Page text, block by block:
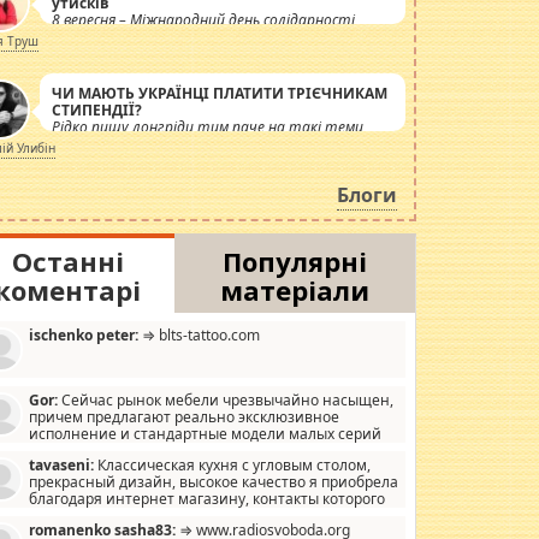
8 вересня – Міжнародний день солідарності
журналістів.
Труш
ЧИ МАЮТЬ УКРАЇНЦІ ПЛАТИТИ ТРІЄЧНИКАМ
СТИПЕНДІЇ?
Рідко пишу лонгріди тим паче на такі теми,
але вже просто дістало! Обурюють сьогоднішні
інсенуації навколо стипендіального питання.
Штучно роздувається ще одна соціальна
катастрофа.
Улибін
Блоги
Останні
Популярні
матеріали
ischenko peter: ⇒ blts-tattoo.com
Gor:Сейчас рынок мебели чрезвычайно насыщен,
причем предлагают реально эксклюзивное
исполнение и стандартные модели малых серий
мало походит на стандартные формы, в MebelOk,
и что главное - со вкусом все в порядке,
ненужных наворотов удорожающих мебель, а это не
tavaseni: Классическая кухня с угловым столом,
прекрасный дизайн, высокое качество я приобрела
благодаря интернет магазину, контакты которого
romanenko sasha83: ⇒ www.radiosvoboda.org